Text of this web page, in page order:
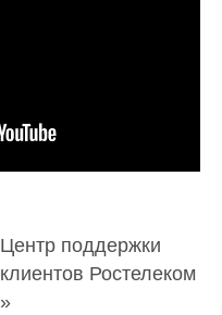
Центр поддержки
клиентов Ростелеком
»